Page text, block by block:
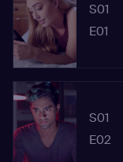
S01
E01
S01
E02